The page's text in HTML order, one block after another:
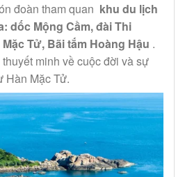
đoàn tham quan khu du lịch
dốc Mộng Cầm, đài Thi
Tử, Bãi tắm Hoàng Hậu .
minh về cuộc đời và sự
Hàn Mặc Tử.